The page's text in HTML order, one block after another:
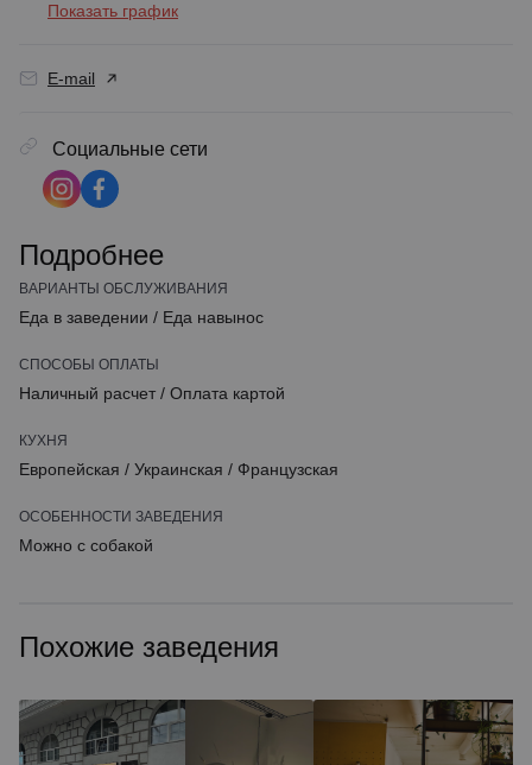
Показать график
E-mail
Социальные сети
Подробнее
ВАРИАНТЫ ОБСЛУЖИВАНИЯ
Еда в заведении / Еда навынос
СПОСОБЫ ОПЛАТЫ
Наличный расчет / Оплата картой
КУХНЯ
Европейская / Украинская / Французская
ОСОБЕННОСТИ ЗАВЕДЕНИЯ
Можно с собакой
Похожие заведения